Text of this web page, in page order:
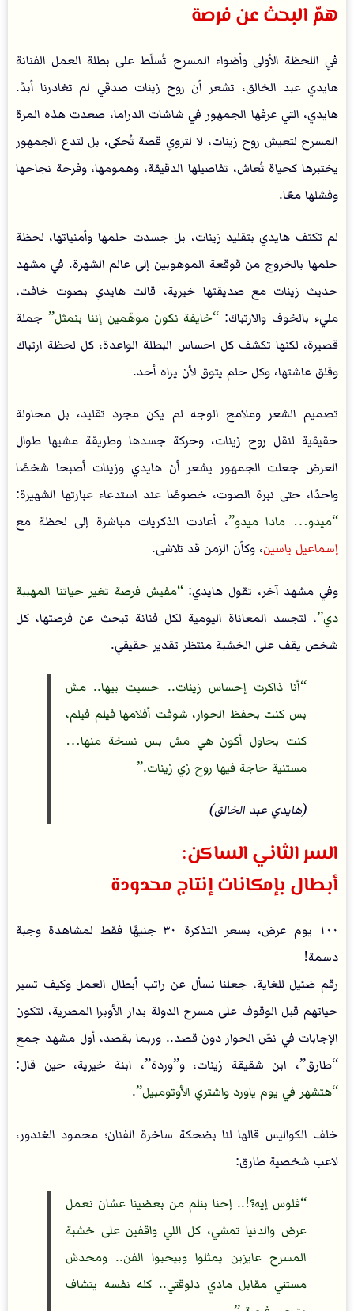
همّ البحث عن فرصة
في اللحظة الأولى وأضواء المسرح تُسلّط على بطلة العمل الفنانة
هايدي عبد الخالق، تشعر أن روح زينات صدقي لم تغادرنا أبدً.
هايدي، التي عرفها الجمهور في شاشات الدراما، صعدت هذه المرة
المسرح لتعيش روح زينات، لا لتروي قصة تُحكى، بل لتدع الجمهور
يختبرها كحياة تُعاش، تفاصيلها الدقيقة، وهمومها، وفرحة نجاحها
وفشلها معًا.
لم تكتف هايدي بتقليد زينات، بل جسدت حلمها وأمنياتها، لحظة
حلمها بالخروج من قوقعة الموهوبين إلى عالم الشهرة. في مشهد
حديث زينات مع صديقتها خيرية، قالت هايدي بصوت خافت،
مليء بالخوف والارتباك:
خايفة نكون موهّمين إننا بنمثل
جملة
قصيرة، لكنها تكشف كل احساس البطلة الواعدة، كل لحظة ارتباك
وقلق عاشتها، وكل حلم يتوق لأن يراه أحد.
تصميم الشعر وملامح الوجه لم يكن مجرد تقليد، بل محاولة
حقيقية لنقل روح زينات، وحركة جسدها وطريقة مشيها طوال
العرض جعلت الجمهور يشعر أن هايدي وزينات أصبحا شخصًا
واحدًا، حتى نبرة الصوت، خصوصًا عند استدعاء عبارتها الشهيرة:
ميدو… مادا ميدو ، أعادت الذكريات مباشرة إلى لحظة مع
إسماعيل ياسين، وكأن الزمن قد تلاشى.
وفي مشهد آخر، تقول هايدي: مفيش فرصة تغير حياتنا المهببة
دي ، لتجسد المعاناة اليومية لكل فنانة تبحث عن فرصتها، كل
شخص يقف على الخشبة منتظر تقدير حقيقي.
أنا ذاكرت إحساس زينات.. حسيت بيها.. مش
بس كنت بحفظ الحوار، شوفت أفلامها فيلم فيلم،
كنت بحاول أكون هي مش بس نسخة منها…
مستنية حاجة فيها روح زي زينات.
(هايدي عبد الخالق)
السر الثاني الساكن:
أبطال بإمكانات إنتاج محدودة
١٠٠ يوم عرض، بسعر التذكرة ٣٠ جنيهًا فقط لمشاهدة وجبة
دسمة!
رقم ضئيل للغاية، جعلنا نسأل عن راتب أبطال العمل وكيف تسير
حياتهم قبل الوقوف على مسرح الدولة بدار الأوبرا المصرية، لتكون
الإجابات في نصّ الحوار دون قصد.. وربما بقصد، أول مشهد جمع
“طارق”، ابن شقيقة زينات، و”وردة”، ابنة خيرية، حين قال:
هتشهر في يوم ياورد واشتري الأوتومبيل .
خلف الكواليس قالها لنا بضحكة ساخرة الفنان؛ محمود الغندور،
لاعب شخصية طارق:
فلوس إيه؟!.. إحنا بنلم من بعضينا عشان نعمل
عرض والدنيا تمشي، كل اللي واقفين على خشبة
المسرح عايزين يمثلوا وبيحبوا الفن.. ومحدش
مستني مقابل مادي دلوقتي.. كله نفسه يتشاف